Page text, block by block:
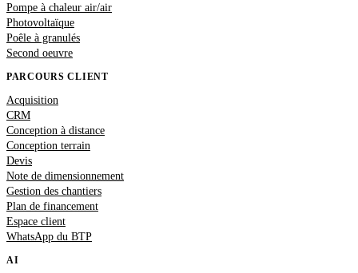
Pompe à chaleur air/air
Photovoltaïque
Poêle à granulés
Second oeuvre
PARCOURS CLIENT
Acquisition
CRM
Conception à distance
Conception terrain
Devis
Note de dimensionnement
Gestion des chantiers
Plan de financement
Espace client
WhatsApp du BTP
AI